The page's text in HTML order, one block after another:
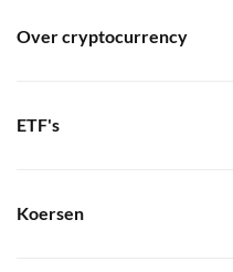
Over cryptocurrency
ETF's
Koersen